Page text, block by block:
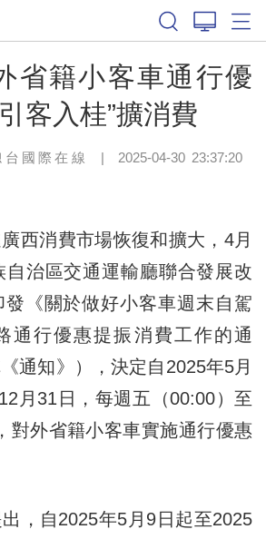
省籍小客車通行優
客入桂”擴消費
國際在線 | 2025-04-30 23:37:20
消費市場恢復和擴大，4月
自治區交通運輸廳聯合發展改
《關於做好小客車週末自駕
通行優惠提振消費工作的通
通知》），決定自2025年5月
月31日，每週五（00:00）至
對外省籍小客車實施通行優惠
自2025年5月9日起至2025